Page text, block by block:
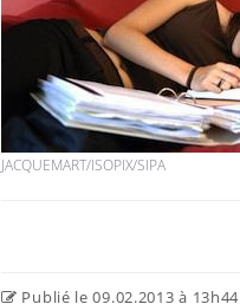
JACQUEMART/ISOPIX/SIPA
Publié le 09.02.2013 à 13h44